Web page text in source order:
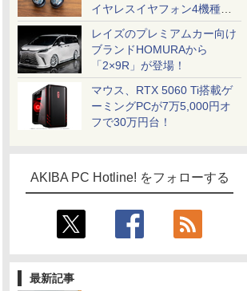
イヤレスイヤフォン4機種を
一気に聴く
レイズのプレミアムカー向け
ブランドHOMURAから
「2×9R」が登場！
マウス、RTX 5060 Ti搭載ゲ
ーミングPCが7万5,000円オ
フで30万円台！
AKIBA PC Hotline! をフォローする
最新記事